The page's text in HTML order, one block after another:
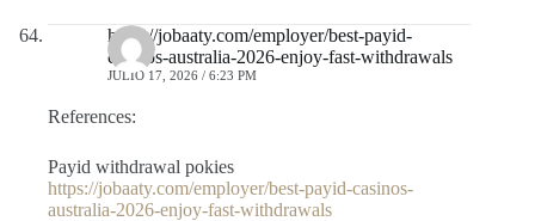
https://jobaaty.com/employer/best-payid-
casinos-australia-2026-enjoy-fast-withdrawals
JULIO 17, 2026 / 6:23 PM
References:
Payid withdrawal pokies
https://jobaaty.com/employer/best-payid-casinos-
australia-2026-enjoy-fast-withdrawals